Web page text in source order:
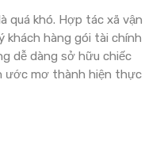
quá khó. Hợp tác xã vận
khách hàng gói tài chính
dễ dàng sở hữu chiếc
ước mơ thành hiện thực